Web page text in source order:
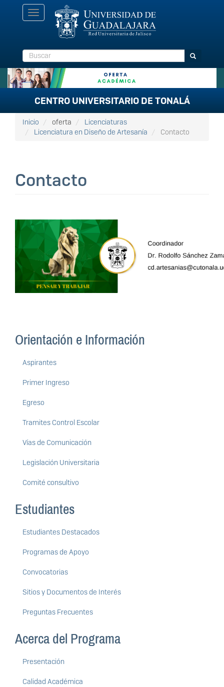
Toggle
navigation
Buscar Buscar
CENTRO UNIVERSITARIO DE TONALÁ
Inicio oferta
Licenciaturas
Licenciatura en Diseño de Artesanía
Contacto
Contacto
Orientación e Información
Aspirantes
Primer Ingreso
Egreso
Tramites Control Escolar
Vías de Comunicación
Legislación Universitaria
Comité consultivo
Estudiantes
Estudiantes Destacados
Programas de Apoyo
Convocatorias
Sitios y Documentos de Interés
Preguntas Frecuentes
Acerca del Programa
Presentación
Calidad Académica